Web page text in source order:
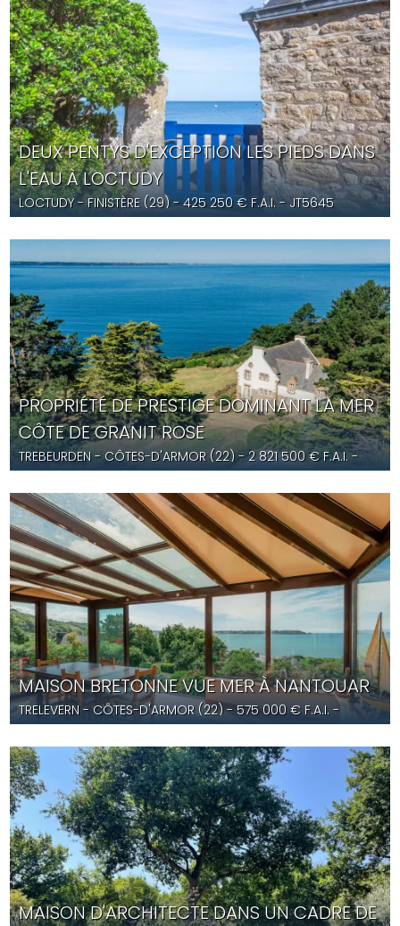
DEUX PENTYS D'EXCEPTION LES PIEDS DANS
L'EAU À LOCTUDY
LOCTUDY- FINISTÈRE (29) -425 250€ F.A.I. - JT5645
PROPRIÉTÉ DE PRESTIGE DOMINANT LA MER
CÔTE DE GRANIT ROSE
TREBEURDEN- CÔTES-D'ARMOR (22) -2 821 500 € F.A.I.-
YD5680
MAISON BRETONNE VUE MER À NANTOUAR
TRELEVERN- CÔTES-D'ARMOR (22) - 575 000€ F.A.I.-
YD5679
MAISON D'ARCHITECTE DANS UN CADRE DE